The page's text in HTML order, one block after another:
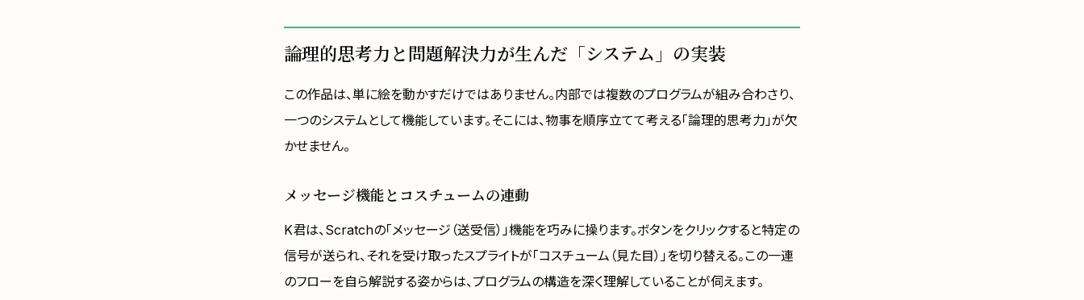
論理的思考力と問題解決力が生んだ「システム」の実装
この作品は、単に絵を動かすだけではありません。内部では複数のプログラムが組み合わさり、
一つのシステムとして機能しています。そこには、物事を順序立てて考える「論理的思考力」が欠
かせません。
メッセージ機能とコスチュームの連動
K君は、Scratchの「メッセージ（送受信）」機能を巧みに操ります。ボタンをクリックすると特定の
信号が送られ、それを受け取ったスプライトが「コスチューム（見た目）」を切り替える。この一連
のフローを自ら解説する姿からは、プログラムの構造を深く理解していることが伺えます。